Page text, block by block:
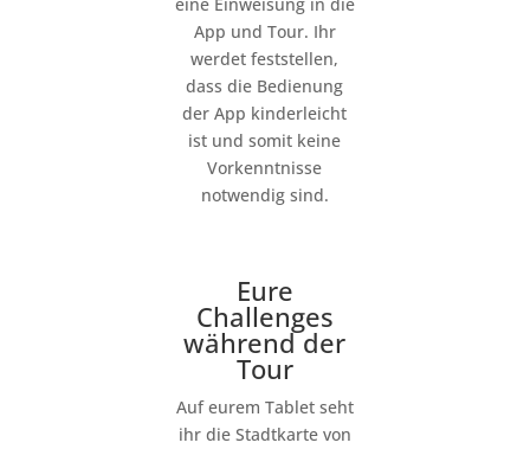
App und Tour. Ihr
werdet feststellen,
dass die Bedienung
der App kinderleicht
ist und somit keine
Vorkenntnisse
notwendig sind.
Eure
Challenges
während der
Tour
Auf eurem Tablet seht
ihr die Stadtkarte von